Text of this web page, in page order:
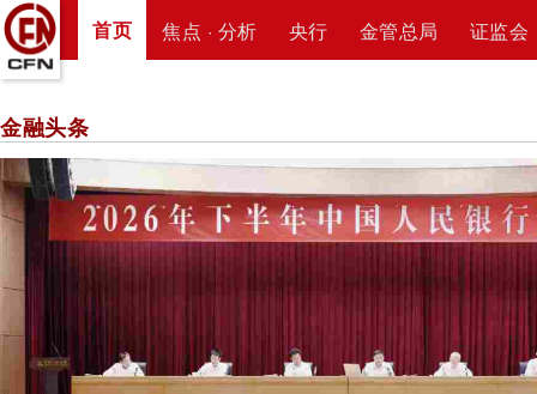
首页 焦点 · 分析 央行 金管总局 证监会
金融头条